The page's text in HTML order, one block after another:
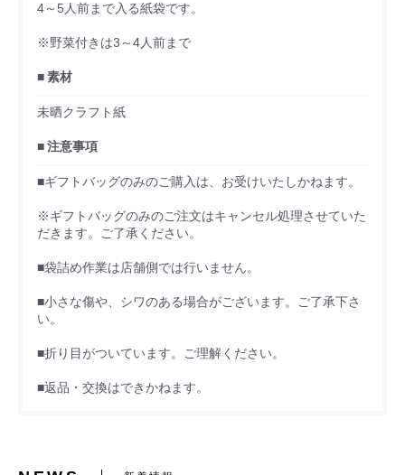
4～5人前まで入る紙袋です。
※野菜付きは3～4人前まで
素材
未晒クラフト紙
注意事項
■ギフトバッグのみのご購入は、お受けいたしかねます。
※ギフトバッグのみのご注文はキャンセル処理させていた
だきます。ご了承ください。
■袋詰め作業は店舗側では行いません。
■小さな傷や、シワのある場合がございます。ご了承下さ
い。
■折り目がついています。ご理解ください。
■返品・交換はできかねます。